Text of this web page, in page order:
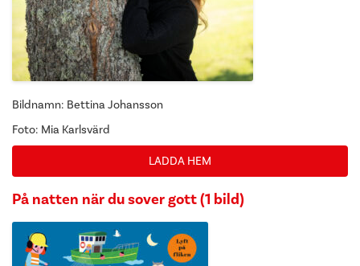
Bildnamn: Bettina Johansson
Foto: Mia Karlsvärd
LADDA HEM
På natten när du sover gott (1 bild)